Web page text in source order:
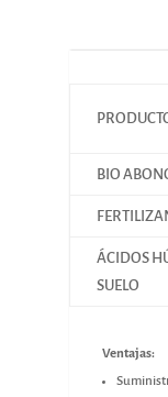
BIO
ÁCIDOS
SUELO
Ventajas: